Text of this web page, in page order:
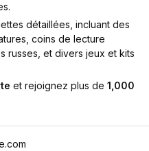
détaillées, incluant des
coins de lecture
russes, et divers jeux et kits
et rejoignez plus de 1,000